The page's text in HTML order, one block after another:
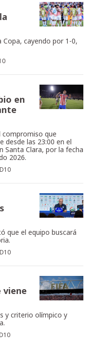
Copa, cayendo por 1-0,
en
compromiso que
desde las 23:00 en el
Santa Clara, por la fecha
2026.
que el equipo buscará
viene
y criterio olímpico y